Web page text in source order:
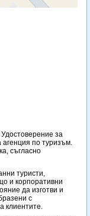
за
по туризъм.
съгласно
туристи,
и корпоративни
да изготви и
с
клиентите.